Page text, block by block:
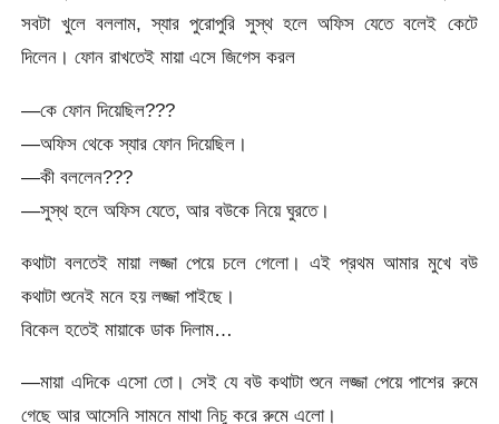
সবটা খুলে বললাম, স্যার পুরোপুরি সুস্থ হলে অফিস যেতে বলেই কেটে
দিলেন। ফোন রাখতেই মায়া এসে জিগেস করল
—কে ফোন দিয়েছিল???
—অফিস থেকে স্যার ফোন দিয়েছিল।
—কী বললেন???
—সুস্থ হলে অফিস যেতে, আর বউকে নিয়ে ঘুরতে।
কথাটা বলতেই মায়া লজ্জা পেয়ে চলে গেলো। এই প্রথম আমার মুখে বউ
কথাটা শুনেই মনে হয় লজ্জা পাইছে।
বিকেল হতেই মায়াকে ডাক দিলাম…
—মায়া এদিকে এসো তো। সেই যে বউ কথাটা শুনে লজ্জা পেয়ে পাশের রুমে
গেছে আর আসেনি সামনে মাথা নিচু করে রুমে এলো।